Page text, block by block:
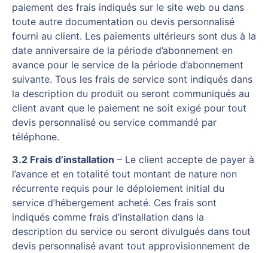
paiement des frais indiqués sur le site web ou dans
toute autre documentation ou devis personnalisé
fourni au client. Les paiements ultérieurs sont dus à la
date anniversaire de la période d’abonnement en
avance pour le service de la période d’abonnement
suivante. Tous les frais de service sont indiqués dans
la description du produit ou seront communiqués au
client avant que le paiement ne soit exigé pour tout
devis personnalisé ou service commandé par
téléphone.
3.2 Frais d’installation – Le client accepte de payer à
l’avance et en totalité tout montant de nature non
récurrente requis pour le déploiement initial du
service d’hébergement acheté. Ces frais sont
indiqués comme frais d’installation dans la
description du service ou seront divulgués dans tout
devis personnalisé avant tout approvisionnement de